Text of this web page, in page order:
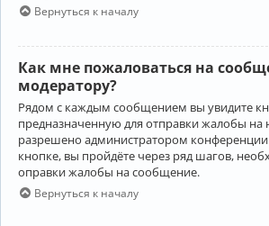
Вернуться к началу
Как мне пожаловаться на
модератору?
Рядом с каждым сообщением вы увидите
предназначенную для отправки жалобы на
разрешено администратором
кнопке, вы пройдёте через ряд шагов,
оправки жалобы на сообщение.
Вернуться к началу